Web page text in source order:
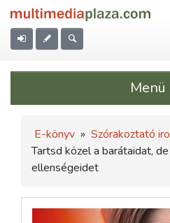
Menü
E-könyv » Szórakoztató
Tartsd közel a barátaidat,
ellenségeidet